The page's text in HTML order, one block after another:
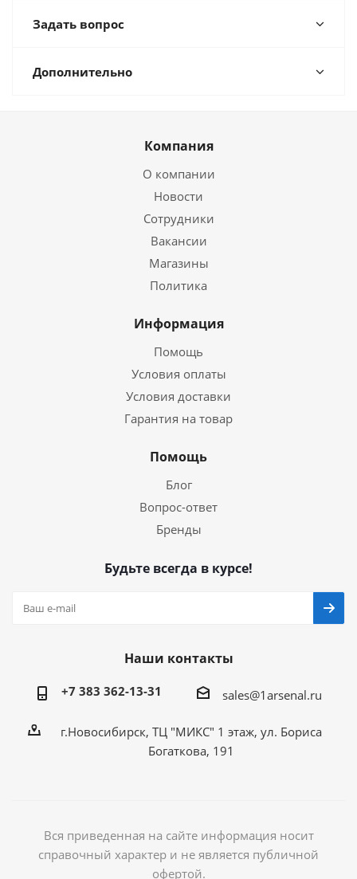
Задать вопрос
Дополнительно
Компания
О компании
Новости
Сотрудники
Вакансии
Магазины
Политика
Информация
Помощь
Условия оплаты
Условия доставки
Гарантия на товар
Помощь
Блог
Вопрос-ответ
Бренды
Будьте всегда в курсе!
Наши контакты
+7 383 362-13-31 sales@1arsenal.ru
г.Новосибирск, ТЦ "МИКС" 1 этаж, ул. Бориса
Богаткова, 191
Вся приведенная на сайте информация носит
справочный характер и не является публичной
офертой.